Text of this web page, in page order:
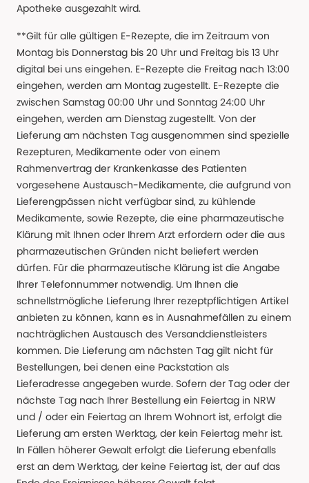
Apotheke ausgezahlt wird.
**Gilt für alle gültigen E-Rezepte, die im Zeitraum von
Montag bis Donnerstag bis 20 Uhr und Freitag bis 13 Uhr
digital bei uns eingehen. E-Rezepte die Freitag nach 13:00
eingehen, werden am Montag zugestellt. E-Rezepte die
zwischen Samstag 00:00 Uhr und Sonntag 24:00 Uhr
eingehen, werden am Dienstag zugestellt. Von der
Lieferung am nächsten Tag ausgenommen sind spezielle
Rezepturen, Medikamente oder von einem
Rahmenvertrag der Krankenkasse des Patienten
vorgesehene Austausch-Medikamente, die aufgrund von
Lieferengpässen nicht verfügbar sind, zu kühlende
Medikamente, sowie Rezepte, die eine pharmazeutische
Klärung mit Ihnen oder Ihrem Arzt erfordern oder die aus
pharmazeutischen Gründen nicht beliefert werden
dürfen. Für die pharmazeutische Klärung ist die Angabe
Ihrer Telefonnummer notwendig. Um Ihnen die
schnellstmögliche Lieferung Ihrer rezeptpflichtigen Artikel
anbieten zu können, kann es in Ausnahmefällen zu einem
nachträglichen Austausch des Versanddienstleisters
kommen. Die Lieferung am nächsten Tag gilt nicht für
Bestellungen, bei denen eine Packstation als
Lieferadresse angegeben wurde. Sofern der Tag oder der
nächste Tag nach Ihrer Bestellung ein Feiertag in NRW
und / oder ein Feiertag an Ihrem Wohnort ist, erfolgt die
Lieferung am ersten Werktag, der kein Feiertag mehr ist.
In Fällen höherer Gewalt erfolgt die Lieferung ebenfalls
erst an dem Werktag, der keine Feiertag ist, der auf das